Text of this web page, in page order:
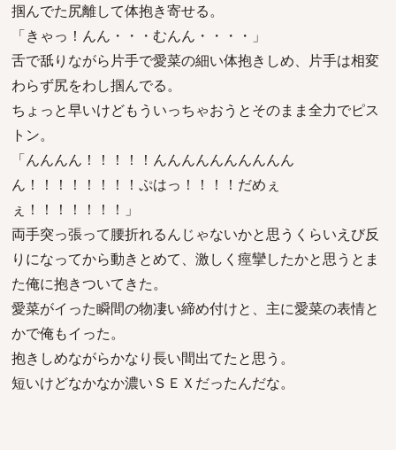
掴んでた尻離して体抱き寄せる。
「きゃっ！んん・・・むんん・・・・」
舌で舐りながら片手で愛菜の細い体抱きしめ、片手は相変
わらず尻をわし掴んでる。
ちょっと早いけどもういっちゃおうとそのまま全力でピス
トン。
「んんんん！！！！！んんんんんんんんんん
ん！！！！！！！！ぷはっ！！！！だめぇ
ぇ！！！！！！！」
両手突っ張って腰折れるんじゃないかと思うくらいえび反
りになってから動きとめて、激しく痙攣したかと思うとま
た俺に抱きついてきた。
愛菜がイった瞬間の物凄い締め付けと、主に愛菜の表情と
かで俺もイった。
抱きしめながらかなり長い間出てたと思う。
短いけどなかなか濃いＳＥＸだったんだな。